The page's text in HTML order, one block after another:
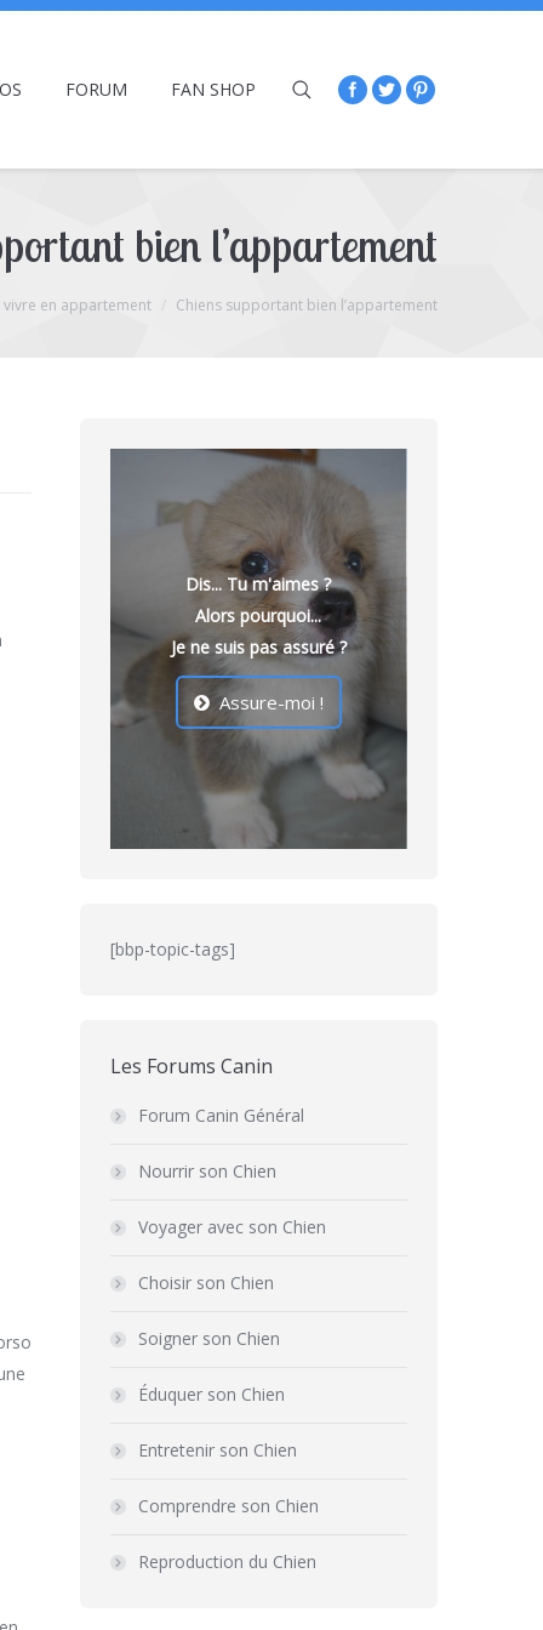
FORUM FAN SHOP
bien l’appartement
vivre en appartement Chiens supportant bien l’appartement
Dis... Tu m'aimes ?
Alors pourquoi...
Je ne suis pas assuré ?
Assure-moi !
[bbp-topic-tags]
Les Forums Canin
Forum Canin Général
Nourrir son Chien
Voyager avec son Chien
Choisir son Chien
Soigner son Chien
Éduquer son Chien
Entretenir son Chien
Comprendre son Chien
Reproduction du Chien